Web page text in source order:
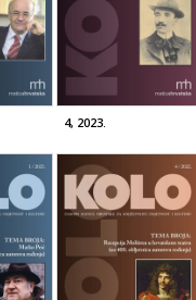
4, 2023.